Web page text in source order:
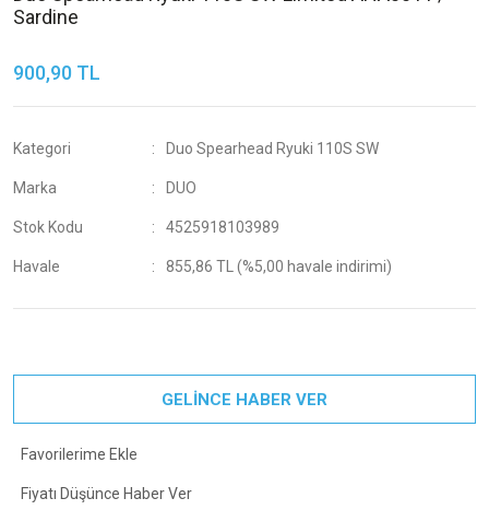
Sardine
900,90 TL
Kategori Duo Spearhead Ryuki 110S SW
Marka DUO
Stok Kodu 4525918103989
Havale 855,86 TL (%5,00 havale indirimi)
GELİNCE HABER VER
Fiyatı Düşünce Haber Ver